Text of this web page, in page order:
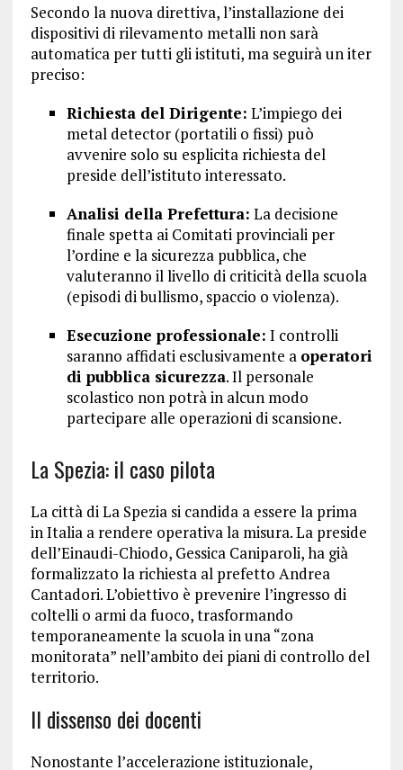
Secondo la nuova direttiva, l’installazione dei
dispositivi di rilevamento metalli non sarà
automatica per tutti gli istituti, ma seguirà un iter
preciso:
Richiesta del Dirigente: L’impiego dei
metal detector (portatili o fissi) può
avvenire solo su esplicita richiesta del
preside dell’istituto interessato.
Analisi della Prefettura: La decisione
finale spetta ai Comitati provinciali per
l’ordine e la sicurezza pubblica, che
valuteranno il livello di criticità della scuola
(episodi di bullismo, spaccio o violenza).
Esecuzione professionale: I controlli
saranno affidati esclusivamente a operatori
di pubblica sicurezza. Il personale
scolastico non potrà in alcun modo
partecipare alle operazioni di scansione.
La Spezia: il caso pilota
La città di La Spezia si candida a essere la prima
in Italia a rendere operativa la misura. La preside
dell’Einaudi-Chiodo, Gessica Caniparoli, ha già
formalizzato la richiesta al prefetto Andrea
Cantadori. L’obiettivo è prevenire l’ingresso di
coltelli o armi da fuoco, trasformando
temporaneamente la scuola in una “zona
monitorata” nell’ambito dei piani di controllo del
territorio.
Il dissenso dei docenti
Nonostante l’accelerazione istituzionale,